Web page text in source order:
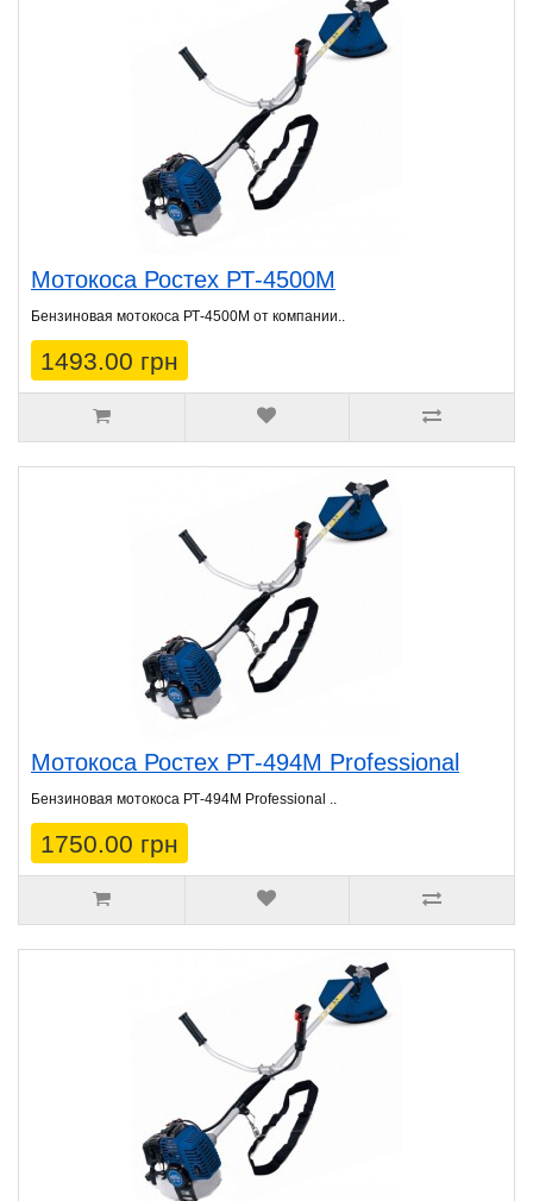
Мотокоса Ростех РТ-4500М
Бензиновая мотокоса РТ-4500М от компании..
1493.00 грн
Мотокоса Ростех РТ-494М Professional
Бензиновая мотокоса РТ-494М Professional ..
1750.00 грн